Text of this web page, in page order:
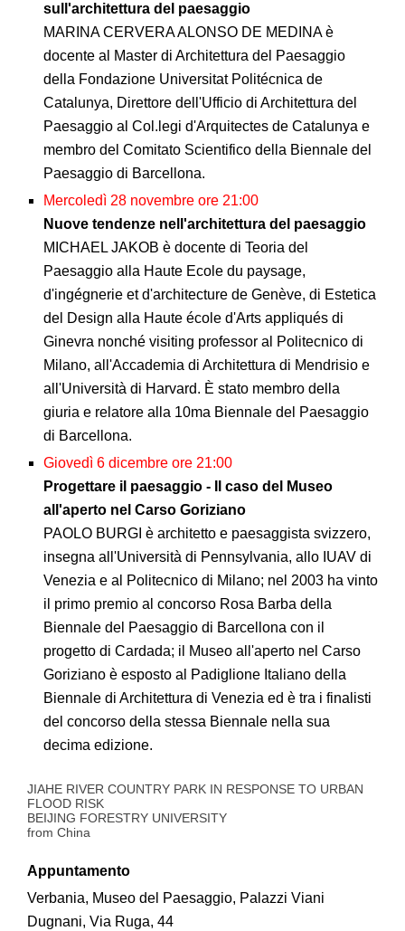
sull'architettura del paesaggio
MARINA CERVERA ALONSO DE MEDINA è
docente al Master di Architettura del Paesaggio
della Fondazione Universitat Politécnica de
Catalunya, Direttore dell'Ufficio di Architettura del
Paesaggio al Col.legi d'Arquitectes de Catalunya e
membro del Comitato Scientifico della Biennale del
Paesaggio di Barcellona.
Mercoledì 28 novembre ore 21:00
Nuove tendenze nell'architettura del paesaggio
MICHAEL JAKOB è docente di Teoria del
Paesaggio alla Haute Ecole du paysage,
d'ingégnerie et d'architecture de Genève, di Estetica
del Design alla Haute école d'Arts appliqués di
Ginevra nonché visiting professor al Politecnico di
Milano, all'Accademia di Architettura di Mendrisio e
all'Università di Harvard. È stato membro della
giuria e relatore alla 10ma Biennale del Paesaggio
di Barcellona.
Giovedì 6 dicembre ore 21:00
Progettare il paesaggio - Il caso del Museo
all'aperto nel Carso Goriziano
PAOLO BURGI è architetto e paesaggista svizzero,
insegna all'Università di Pennsylvania, allo IUAV di
Venezia e al Politecnico di Milano; nel 2003 ha vinto
il primo premio al concorso Rosa Barba della
Biennale del Paesaggio di Barcellona con il
progetto di Cardada; il Museo all'aperto nel Carso
Goriziano è esposto al Padiglione Italiano della
Biennale di Architettura di Venezia ed è tra i finalisti
del concorso della stessa Biennale nella sua
decima edizione.
JIAHE RIVER COUNTRY PARK IN RESPONSE TO URBAN
FLOOD RISK
BEIJING FORESTRY UNIVERSITY
from China
Appuntamento
Verbania, Museo del Paesaggio, Palazzi Viani
Dugnani, Via Ruga, 44